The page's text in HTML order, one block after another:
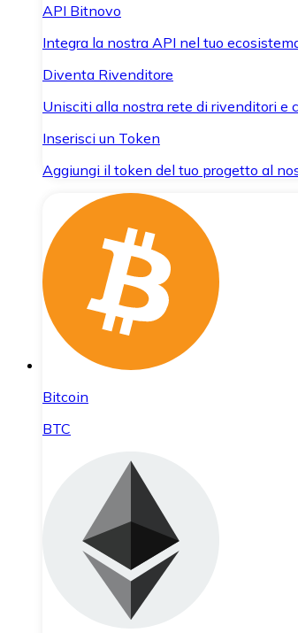
API Bitnovo
Integra la nostra API nel tuo
Diventa Rivenditore
Unisciti alla nostra rete di rivenditori e
Inserisci un Token
Aggiungi il token del tuo progetto al
Bitcoin
BTC